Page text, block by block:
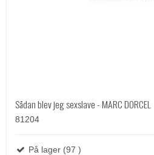
Sådan blev jeg sexslave - MARC DORCEL
81204
På lager (97 )